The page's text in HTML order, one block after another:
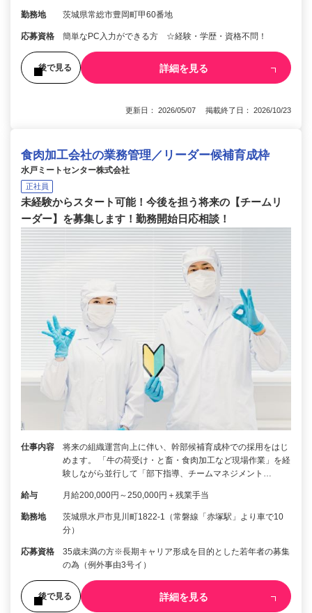
勤務地 茨城県常総市豊岡町甲60番地
応募資格 簡単なPC入力ができる方 ☆経験・学歴・資格不問！
後で見る 詳細を見る
更新日： 2026/05/07 掲載終了日： 2026/10/23
食肉加工会社の業務管理／リーダー候補育成枠
水戸ミートセンター株式会社
正社員
未経験からスタート可能！今後を担う将来の【チームリ
ーダー】を募集します！勤務開始日応相談！
仕事内容
将来の組織運営向上に伴い、幹部候補育成枠での採用をはじ
めます。 「牛の荷受け・と畜・食肉加工など現場作業」を経
験しながら並行して「部下指導、チームマネジメント…
給与 月給200,000円～250,000円＋残業手当
勤務地
茨城県水戸市見川町1822-1（常磐線「赤塚駅」より車で10
分）
応募資格
35歳未満の方※長期キャリア形成を目的とした若年者の募集
の為（例外事由3号イ）
後で見る 詳細を見る